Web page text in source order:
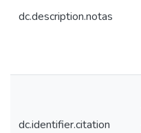
dc.description.notas
dc.identifier.citation